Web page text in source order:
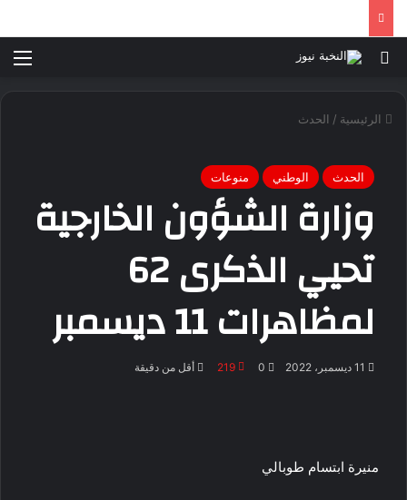
بحث عن
الرئيسية / الحدث
الحدث الوطني منوعات
وزارة الشؤون الخارجية
تحيي الذكرى 62
لمظاهرات 11 ديسمبر
11 ديسمبر، 2022 0
219 أقل من دقيقة
منيرة ابتسام طوبالي